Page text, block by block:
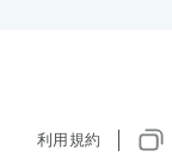
利用規約